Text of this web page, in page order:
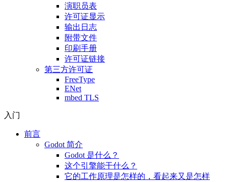
演职员表
许可证显示
输出日志
附带文件
印刷手册
许可证链接
第三方许可证
FreeType
ENet
mbed TLS
入门
前言
Godot 简介
Godot 是什么？
这个引擎能干什么？
它的工作原理是怎样的，看起来又是怎样